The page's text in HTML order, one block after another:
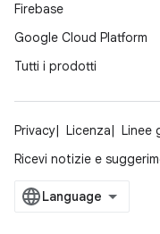
Firebase
Google Cloud Platform
Tutti i prodotti
Privacy Licenza Linee
Ricevi notizie e